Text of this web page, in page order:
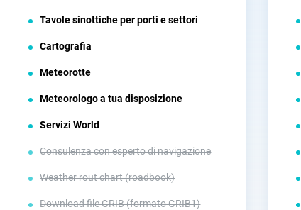
Tavole sinottiche per porti e settori
Cartografia
Meteorotte
Meteorologo a tua disposizione
Servizi World
Consulenza con esperto di navigazione
Weather rout chart (roadbook)
Download file GRIB (formato GRIB1)